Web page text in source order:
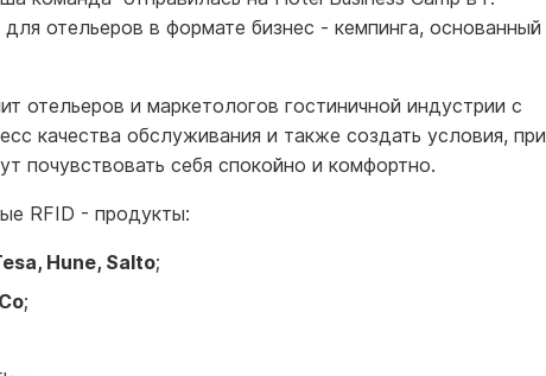
отельеров в формате бизнес - кемпинга, основанный
отельеров и маркетологов гостиничной индустрии с
качества обслуживания и также создать условия, при
почувствовать себя спокойно и комфортно.
RFID - продукты:
Hune, Salto;
;